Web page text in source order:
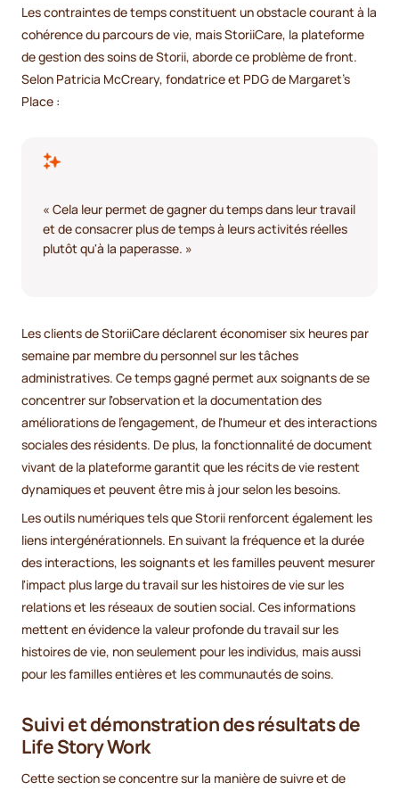
Les contraintes de temps constituent un obstacle courant à la
cohérence du parcours de vie, mais StoriiCare, la plateforme
de gestion des soins de Storii, aborde ce problème de front.
Selon Patricia McCreary, fondatrice et PDG de Margaret's
Place :
« Cela leur permet de gagner du temps dans leur travail
et de consacrer plus de temps à leurs activités réelles
plutôt qu'à la paperasse. »
Les clients de StoriiCare déclarent économiser six heures par
semaine par membre du personnel sur les tâches
administratives. Ce temps gagné permet aux soignants de se
concentrer sur l'observation et la documentation des
améliorations de l'engagement, de l'humeur et des interactions
sociales des résidents. De plus, la fonctionnalité de document
vivant de la plateforme garantit que les récits de vie restent
dynamiques et peuvent être mis à jour selon les besoins.
Les outils numériques tels que Storii renforcent également les
liens intergénérationnels. En suivant la fréquence et la durée
des interactions, les soignants et les familles peuvent mesurer
l'impact plus large du travail sur les histoires de vie sur les
relations et les réseaux de soutien social. Ces informations
mettent en évidence la valeur profonde du travail sur les
histoires de vie, non seulement pour les individus, mais aussi
pour les familles entières et les communautés de soins.
Suivi et démonstration des résultats de
Life Story Work
Cette section se concentre sur la manière de suivre et de